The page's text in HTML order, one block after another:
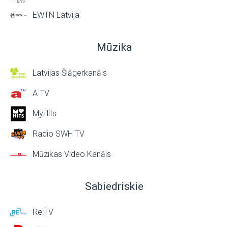
EWTN Latvija
Mūzika
Latvijas Šlāgerkanāls
A TV
MyHits
Radio SWH TV
Mūzikas Video Kanāls
Sabiedriskie
Re:TV